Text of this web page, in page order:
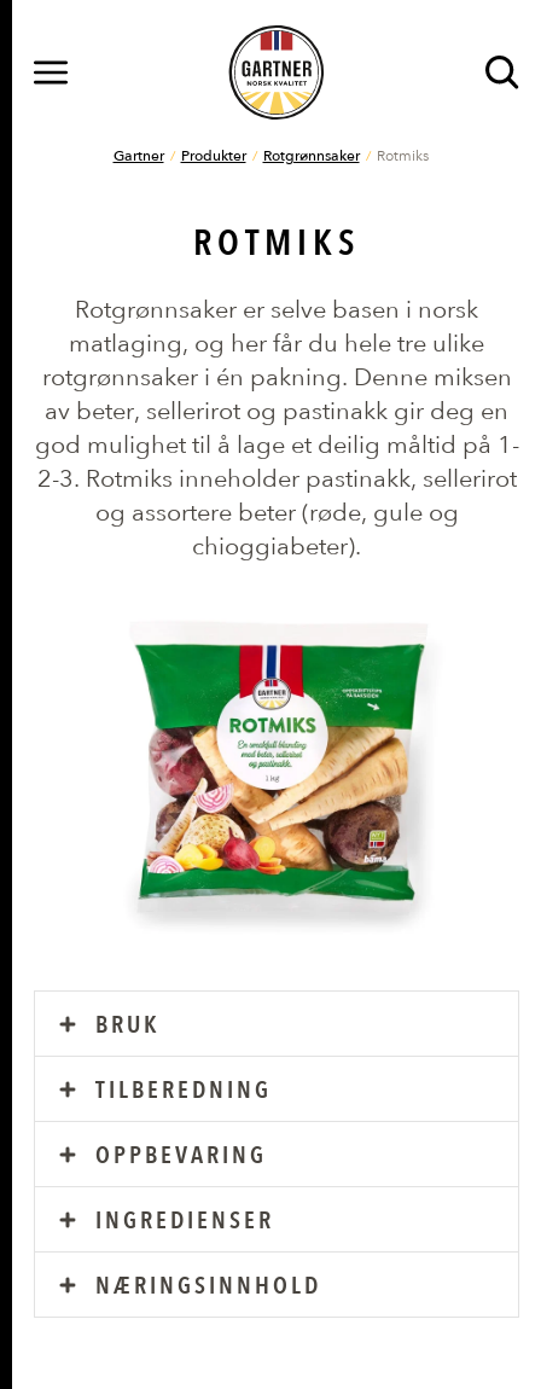
DU ER HER
Gartner Produkter Rotgrønnsaker Rotmiks
ROTMIKS
Rotgrønnsaker er selve basen i norsk
matlaging, og her får du hele tre ulike
rotgrønnsaker i én pakning. Denne miksen
av beter, sellerirot og pastinakk gir deg en
god mulighet til å lage et deilig måltid på 1-
2-3. Rotmiks inneholder pastinakk, sellerirot
og assortere beter (røde, gule og
chioggiabeter).
BRUK
TILBEREDNING
OPPBEVARING
INGREDIENSER
NÆRINGSINNHOLD